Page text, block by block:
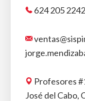
624 205 2242
Profesores
José del Cabo,